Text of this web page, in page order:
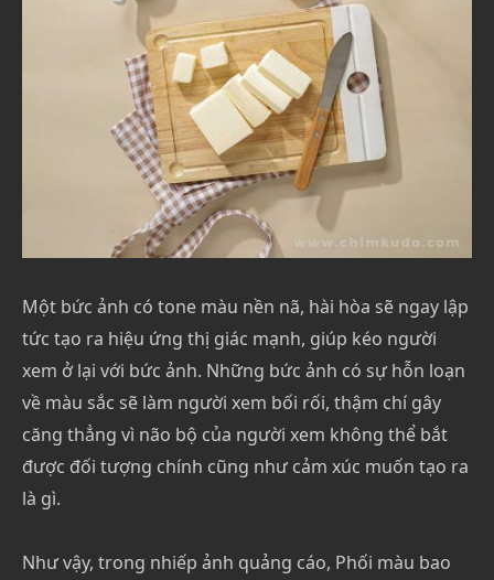
Một bức ảnh có tone màu nền nã, hài hòa sẽ ngay lập
tức tạo ra hiệu ứng thị giác mạnh, giúp kéo người
xem ở lại với bức ảnh. Những bức ảnh có sự hỗn loạn
về màu sắc sẽ làm người xem bối rối, thậm chí gây
căng thẳng vì não bộ của người xem không thể bắt
được đối tượng chính cũng như cảm xúc muốn tạo ra
là gì.
Như vậy, trong nhiếp ảnh quảng cáo, Phối màu bao